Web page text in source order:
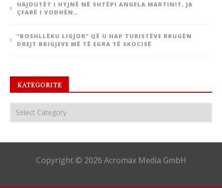
HAJDUTËT I HYJNË NË SHTËPI ANGELA MARTINIT, JA
ÇFARË I VODHËN…
“BOSHLLËKU LIGJOR” QË U HAP TURISTËVE RRUGËN
DREJT BRIGJEVE MË TË EGRA TË SKOCISË
KATEGORITE
Copyright © 2026 Acromax Media GmbH